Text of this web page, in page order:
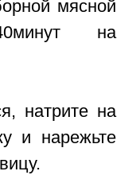
мясной
на
натрите на
и нарежьте